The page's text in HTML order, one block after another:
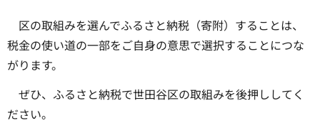
区の取組みを選んでふるさと納税（寄附）することは、
税金の使い道の一部をご自身の意思で選択することにつな
がります。
ぜひ、ふるさと納税で世田谷区の取組みを後押ししてく
ださい。